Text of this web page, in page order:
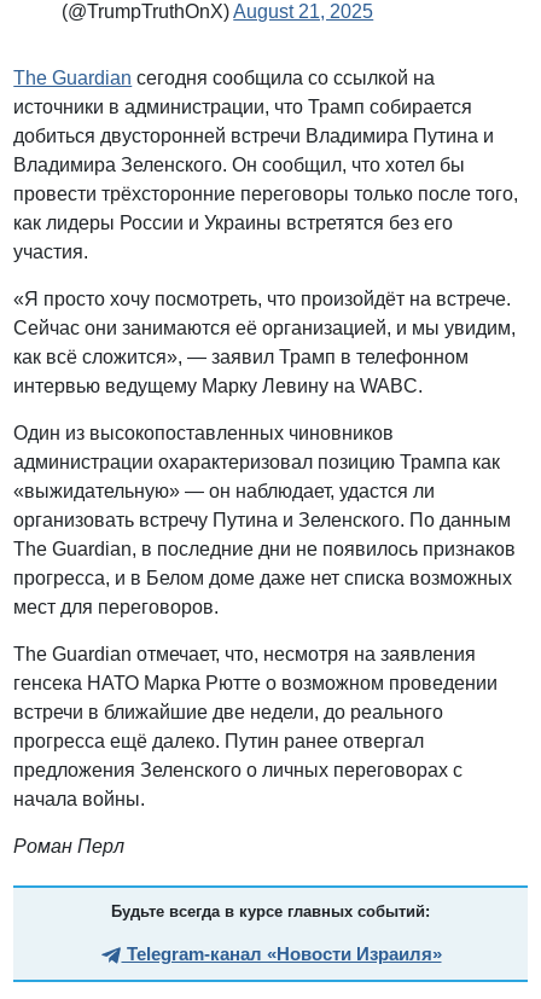
(@TrumpTruthOnX)August 21, 2025
The Guardian сегодня сообщила со ссылкой на
источники в администрации, что Трамп собирается
добиться двусторонней встречи Владимира Путина и
Владимира Зеленского. Он сообщил, что хотел бы
провести трёхсторонние переговоры только после того,
как лидеры России и Украины встретятся без его
участия.
«Я просто хочу посмотреть, что произойдёт на встрече.
Сейчас они занимаются её организацией, и мы увидим,
как всё сложится», — заявил Трамп в телефонном
интервью ведущему Марку Левину на WABC.
Один из высокопоставленных чиновников
администрации охарактеризовал позицию Трампа как
«выжидательную» — он наблюдает, удастся ли
организовать встречу Путина и Зеленского. По данным
The Guardian, в последние дни не появилось признаков
прогресса, и в Белом доме даже нет списка возможных
мест для переговоров.
The Guardian отмечает, что, несмотря на заявления
генсека НАТО Марка Рютте о возможном проведении
встречи в ближайшие две недели, до реального
прогресса ещё далеко. Путин ранее отвергал
предложения Зеленского о личных переговорах с
начала войны.
Роман Перл
Будьте всегда в курсе главных событий:
Telegram-канал «Новости Израиля»